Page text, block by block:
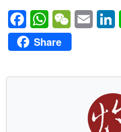
FacebookWhatsAppWeChatEmail
Share